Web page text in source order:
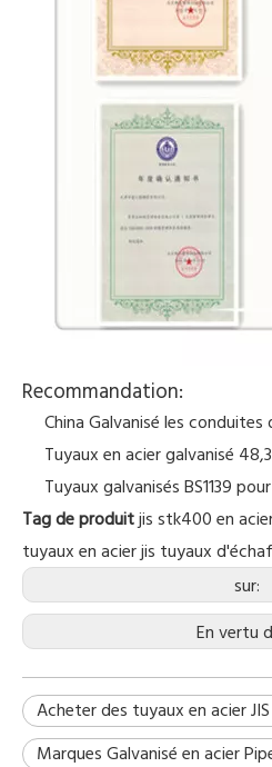
Recommandation:
China Galvanisé les conduites
Tuyaux en acier galvanisé
Tuyaux galvanisés BS1139
Tag de produitjis stk400 en
tuyaux en acierjis tuyaux
sur:
En vertu
Acheter des tuyaux en acier
Marques Galvanisé en acier